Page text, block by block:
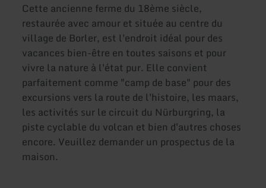
Cette ancienne ferme du 18ème siècle,
restaurée avec amour et située au centre du
village de Borler, est l'endroit idéal pour des
vacances bien-être en toutes saisons et pour
vivre la nature à l'état pur. Elle convient
parfaitement comme "camp de base" pour des
excursions vers la route de l'histoire, les maars,
les activités sur le circuit du Nürburgring, la
piste cyclable du volcan et bien d'autres choses
encore. Veuillez demander un prospectus de la
maison.